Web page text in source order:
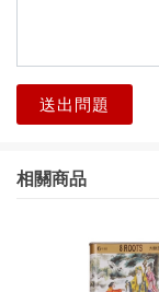
送出問題
相關商品